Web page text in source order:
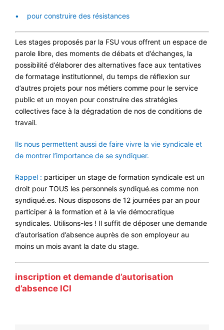
• pour construire des résistances
Les stages proposés par la FSU vous offrent un espace de
parole libre, des moments de débats et d’échanges, la
possibilité d’élaborer des alternatives face aux tentatives
de formatage institutionnel, du temps de réflexion sur
d’autres projets pour nos métiers comme pour le service
public et un moyen pour construire des stratégies
collectives face à la dégradation de nos de conditions de
travail.
Ils nous permettent aussi de faire vivre la vie syndicale et
de montrer l’importance de se syndiquer.
Rappel : participer un stage de formation syndicale est un
droit pour TOUS les personnels syndiqué.es comme non
syndiqué.es. Nous disposons de 12 journées par an pour
participer à la formation et à la vie démocratique
syndicales. Utilisons-les ! Il suffit de déposer une demande
d’autorisation d’absence auprès de son employeur au
moins un mois avant la date du stage.
inscription et demande d’autorisation
d’absence ICI